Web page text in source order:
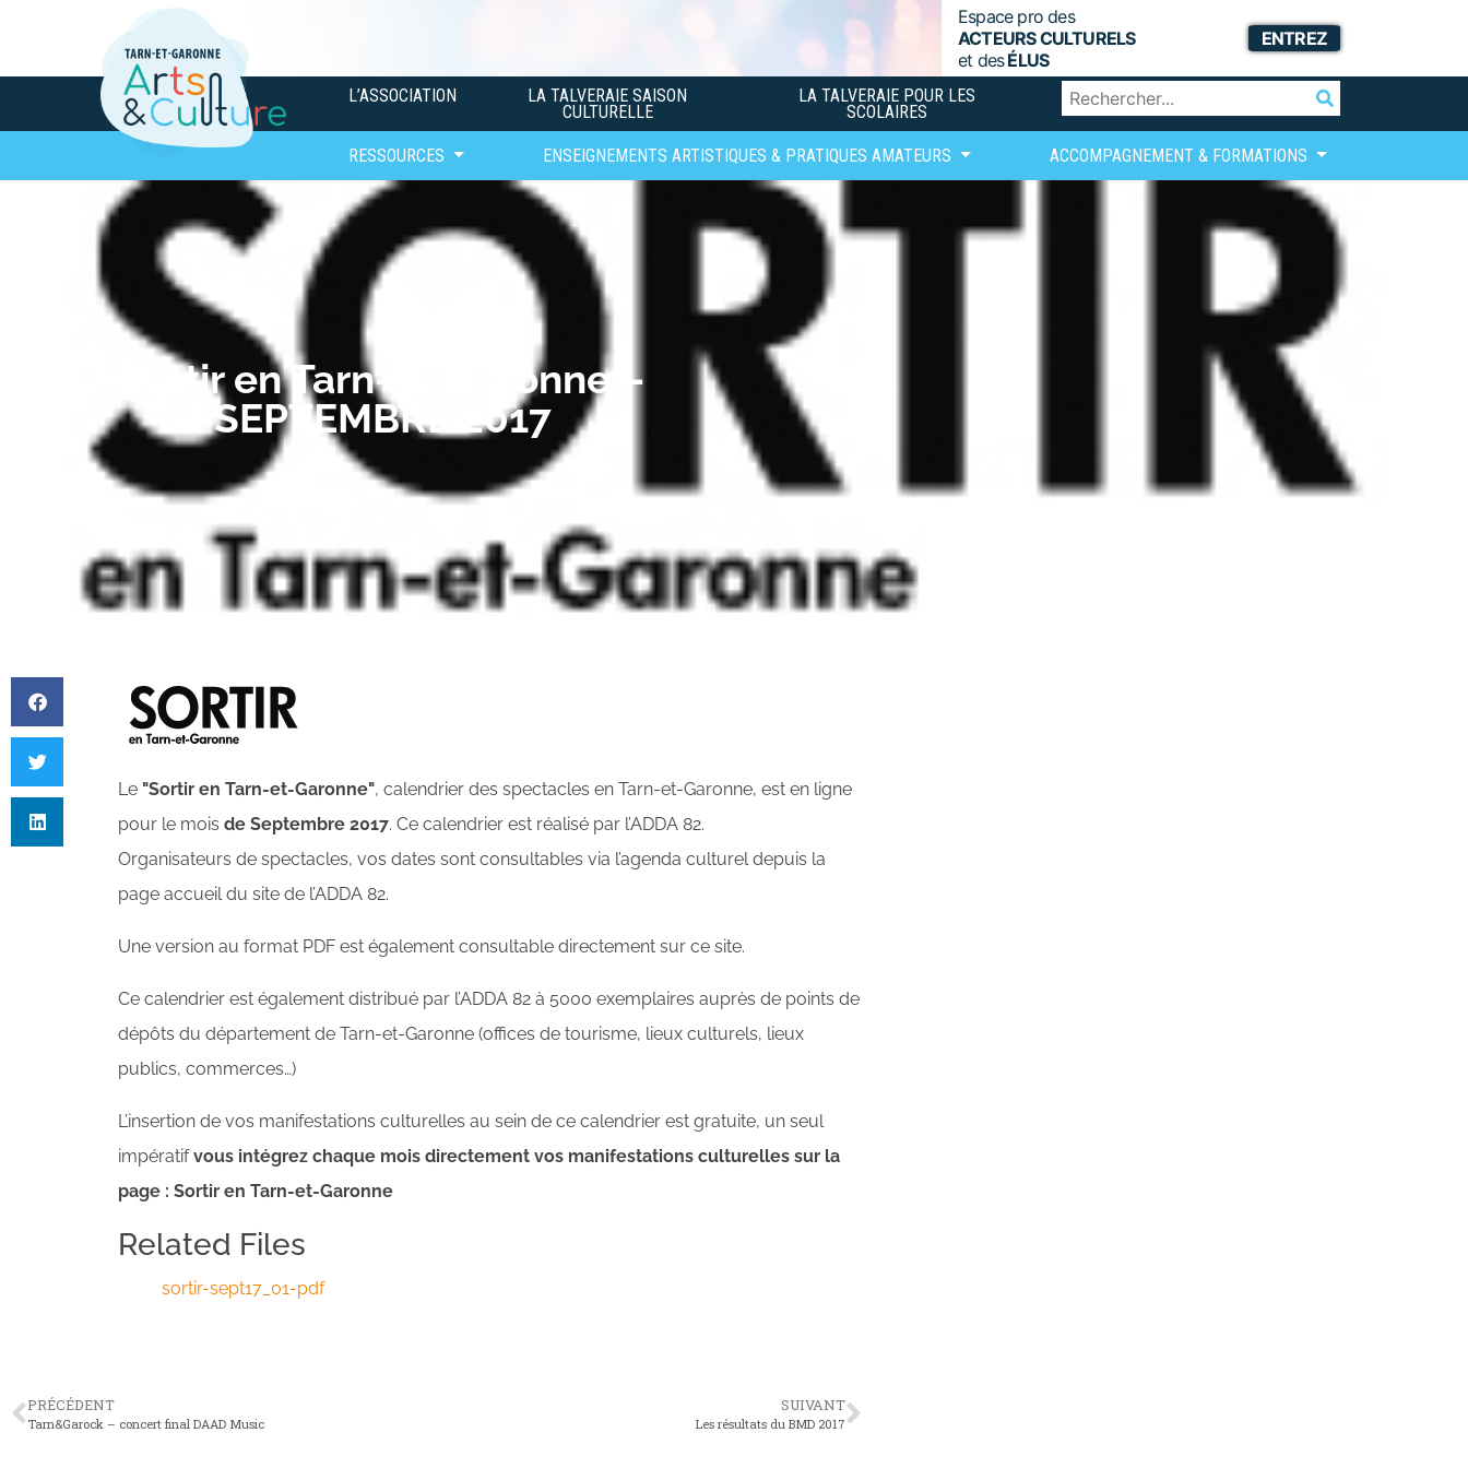
Espace pro des
ACTEURS CULTURELS
et desÉLUS
ENTREZ
L’ASSOCIATION LA TALVERAIE SAISON
CULTURELLE
LA TALVERAIE POUR LES
SCOLAIRES
RESSOURCES ENSEIGNEMENTS ARTISTIQUES & PRATIQUES AMATEURS ACCOMPAGNEMENT & FORMATIONS
Sortir en Tarn-et-Garonne –
SEPTEMBRE 2017
Le "Sortir en Tarn-et-Garonne", calendrier des spectacles en Tarn-et-Garonne, est en ligne
pour le mois de Septembre 2017. Ce calendrier est réalisé par l’ADDA 82.
Organisateurs de spectacles, vos dates sont consultables via l’agenda culturel depuis la
page accueil du site de l’ADDA 82.
Une version au format PDF est également consultable directement sur ce site.
Ce calendrier est également distribué par l’ADDA 82 à 5000 exemplaires auprès de points de
dépôts du département de Tarn-et-Garonne (offices de tourisme, lieux culturels, lieux
publics, commerces…)
L’insertion de vos manifestations culturelles au sein de ce calendrier est gratuite, un seul
impératifvous intégrez chaque mois directement vos manifestations culturelles sur la
page : Sortir en Tarn-et-Garonne
Related Files
sortir-sept17_01-pdf
PRÉCÉDENT
Tarn&Garock – concert final DAAD Music
SUIVANT
Les résultats du BMD 2017